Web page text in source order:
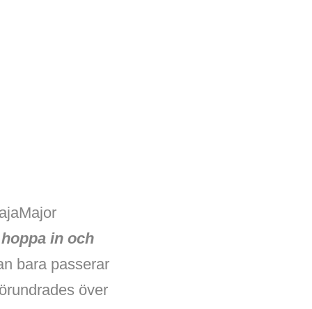
in och
bara passerar
över